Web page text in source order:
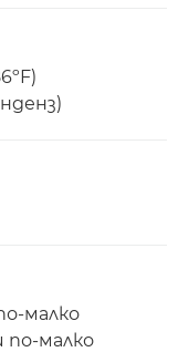
малко
по-малко